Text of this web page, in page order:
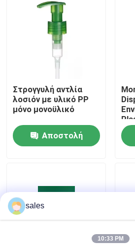
Σχετικά με εμάς
Επισκέψεις στο εργοστάσιο
Ποιοτικός έλεγχος
Ψεκαστήρας αντλιών αρώματος
Ψεκαστήρας αντλιών ώθησης
Στρογγυλή αντλία
λοσιόν με υλικό PP
μόνο μονοϋλικό
Αποστολή
sales
10:33 PM